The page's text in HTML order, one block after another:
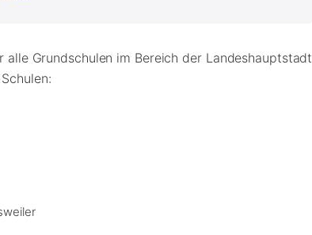
Grundschulen im Bereich der Landeshauptstadt